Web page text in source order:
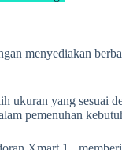
menyediakan
ukuran yang sesuai
pemenuhan